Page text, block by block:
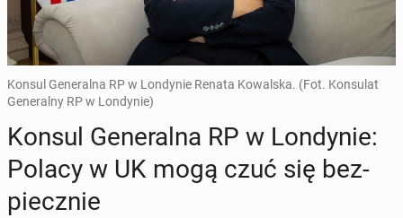
Konsul Generalna RP w Londynie Renata Kowalska. (Fot. Konsulat
Generalny RP w Londynie)
Konsul Ge­ne­ral­na RP w Lon­dy­nie:
Polacy w UK mogą czuć się bez­
piecz­nie